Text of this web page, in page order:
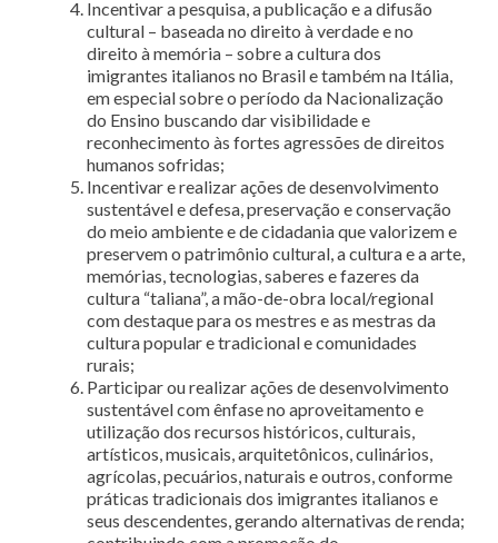
Incentivar a pesquisa, a publicação e a difusão
cultural – baseada no direito à verdade e no
direito à memória – sobre a cultura dos
imigrantes italianos no Brasil e também na Itália,
em especial sobre o período da Nacionalização
do Ensino buscando dar visibilidade e
reconhecimento às fortes agressões de direitos
humanos sofridas;
Incentivar e realizar ações de desenvolvimento
sustentável e defesa, preservação e conservação
do meio ambiente e de cidadania que valorizem e
preservem o patrimônio cultural, a cultura e a arte,
memórias, tecnologias, saberes e fazeres da
cultura “taliana”, a mão-de-obra local/regional
com destaque para os mestres e as mestras da
cultura popular e tradicional e comunidades
rurais;
Participar ou realizar ações de desenvolvimento
sustentável com ênfase no aproveitamento e
utilização dos recursos históricos, culturais,
artísticos, musicais, arquitetônicos, culinários,
agrícolas, pecuários, naturais e outros, conforme
práticas tradicionais dos imigrantes italianos e
seus descendentes, gerando alternativas de renda;